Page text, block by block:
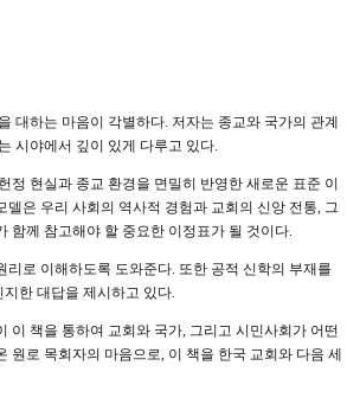
대하는 마음이 각별하다. 저자는 종교와 국가의 관계
시야에서 깊이 있게 다루고 있다.
현실과 종교 환경을 면밀히 반영한 새로운 표준 이
은 우리 사회의 역사적 경험과 교회의 신앙 전통, 그
함께 참고해야 할 중요한 이정표가 될 것이다.
로 이해하도록 도와준다. 또한 공적 신학의 부재를
한 대답을 제시하고 있다.
이 책을 통하여 교회와 국가, 그리고 시민사회가 어떤
로 목회자의 마음으로, 이 책을 한국 교회와 다음 세